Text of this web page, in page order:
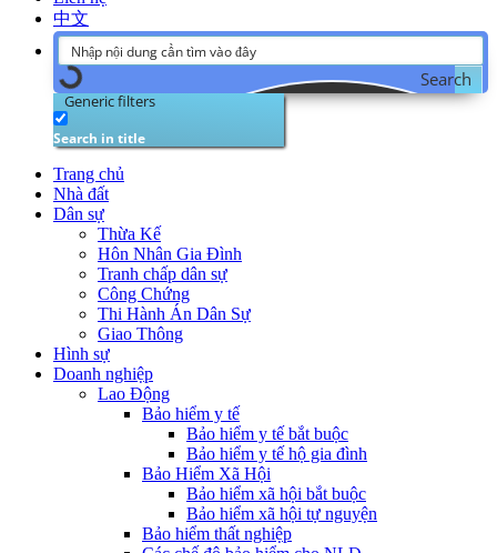
中文
Search
Generic filters
Search in title
Trang chủ
Nhà đất
Dân sự
Thừa Kế
Hôn Nhân Gia Đình
Tranh chấp dân sự
Công Chứng
Thi Hành Án Dân Sự
Giao Thông
Hình sự
Doanh nghiệp
Lao Động
Bảo hiểm y tế
Bảo hiểm y tế bắt buộc
Bảo hiểm y tế hộ gia đình
Bảo Hiểm Xã Hội
Bảo hiểm xã hội bắt buộc
Bảo hiểm xã hội tự nguyện
Bảo hiểm thất nghiệp